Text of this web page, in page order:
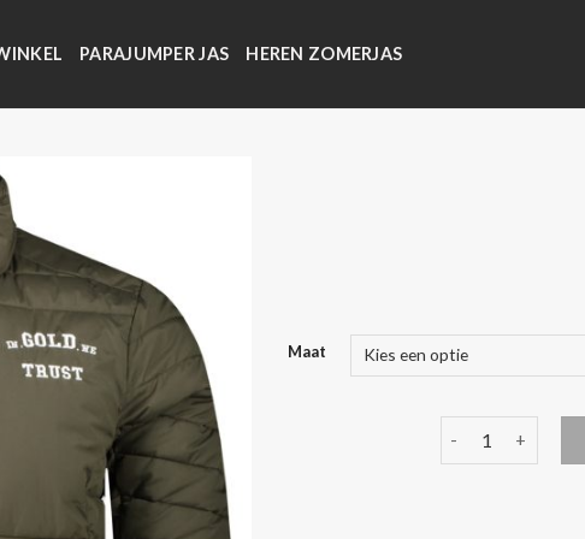
PARAJUMPER JAS HEREN ZOMERJAS
Maat